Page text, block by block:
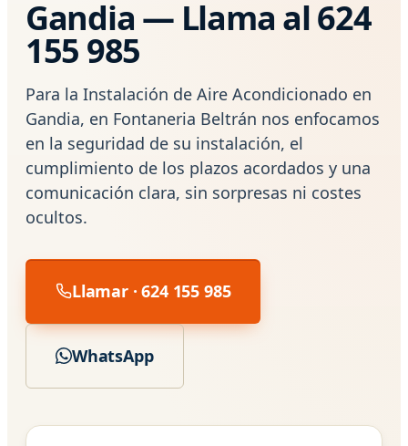
Gandia — Llama al 624
155 985
Para la Instalación de Aire Acondicionado en
Gandia, en Fontaneria Beltrán nos enfocamos
en la seguridad de su instalación, el
cumplimiento de los plazos acordados y una
comunicación clara, sin sorpresas ni costes
ocultos.
Llamar · 624 155 985
WhatsApp